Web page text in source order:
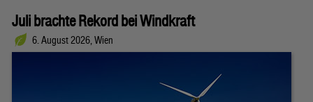
Juli brachte Rekord bei Windkraft
6. August 2026, Wien